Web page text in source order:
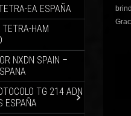
EA ESPAÑA
TETRA-HAM
NXDN SPAIN –
TG 214 ADN
ESPAÑA